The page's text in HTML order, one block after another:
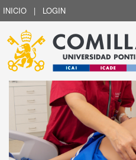
INICIO | LOGIN